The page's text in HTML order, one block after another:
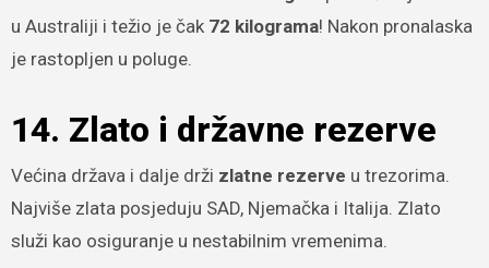
u Australiji i težio je čak 72 kilograma! Nakon pronalaska
je rastopljen u poluge.
14. Zlato i državne rezerve
Većina država i dalje drži zlatne rezerve u trezorima.
Najviše zlata posjeduju SAD, Njemačka i Italija. Zlato
služi kao osiguranje u nestabilnim vremenima.